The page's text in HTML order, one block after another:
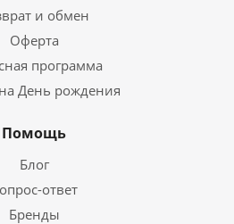
и обмен
Оферта
программа
День рождения
Помощь
Блог
ответ
Бренды